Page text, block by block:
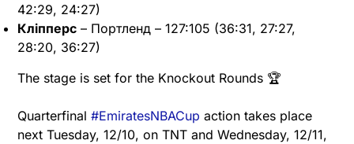
42:29, 24:27)
Кліпперс – Портленд – 127:105 (36:31, 27:27,
28:20, 36:27)
The stage is set for the Knockout Rounds 🏆
Quarterfinal #EmiratesNBACup action takes place
next Tuesday, 12/10, on TNT and Wednesday, 12/11,